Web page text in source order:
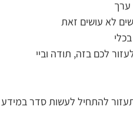
להתחיל לעשות סדר במידע